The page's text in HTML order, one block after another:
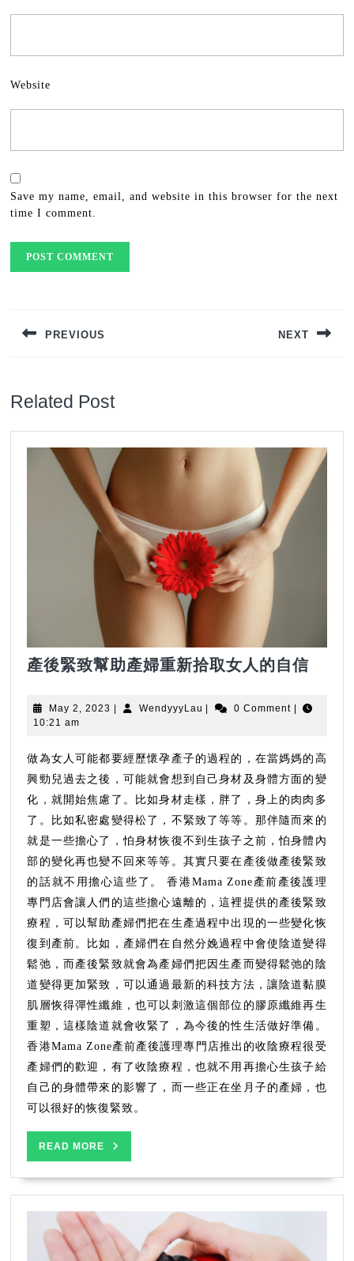
Website
Save my name, email, and website in this browser for the next
time I comment.
PREVIOUS NEXT
Related Post
產後緊致幫助產婦重新拾取女人的自信產
緊
助
產
婦
重
新
拾
取
女
人
的
自
信
May 2, 2023 May
WendyyyLau WendyyyLau
0 Comment
10:21 am
做為女人可能都要經歷懷孕產子的過程的，在當媽媽的高
興勁兒過去之後，可能就會想到自己身材及身體方面的變
化，就開始焦慮了。比如身材走樣，胖了，身上的肉肉多
了。比如私密處變得松了，不緊致了等等。那伴隨而來的
就是一些擔心了，怕身材恢復不到生孩子之前，怕身體內
部的變化再也變不回來等等。其實只要在產後做產後緊致
的話就不用擔心這些了。 香港Mama Zone產前產後護理
專門店會讓人們的這些擔心遠離的，這裡提供的產後緊致
療程，可以幫助產婦們把在生產過程中出現的一些變化恢
復到產前。比如，產婦們在自然分娩過程中會使陰道變得
鬆弛，而產後緊致就會為產婦們把因生產而變得鬆弛的陰
道變得更加緊致，可以通過最新的科技方法，讓陰道黏膜
肌層恢得彈性纖維，也可以刺激這個部位的膠原纖維再生
重塑，這樣陰道就會收緊了，為今後的性生活做好準備。
香港Mama Zone產前產後護理專門店推出的收陰療程很受
產婦們的歡迎，有了收陰療程，也就不用再擔心生孩子給
自己的身體帶來的影響了，而一些正在坐月子的產婦，也
可以很好的恢復緊致。
READ MORE
MORE